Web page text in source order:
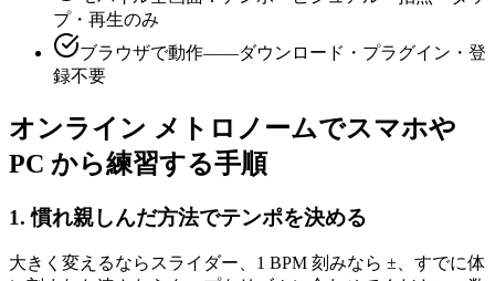
プ・再生のみ
ブラウザで動作——ダウンロード・プラグイン・登
録不要
オンライン メトロノームでスマホや
PC から練習する手順
1. 慣れ親しんだ方法でテンポを決める
大きく変えるならスライダー、1 BPM 刻みなら ±、すでに体